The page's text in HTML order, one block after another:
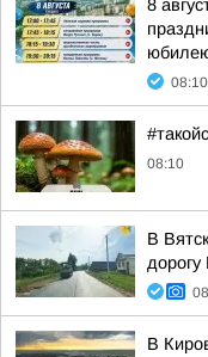
8
08:10
08:10
В
В